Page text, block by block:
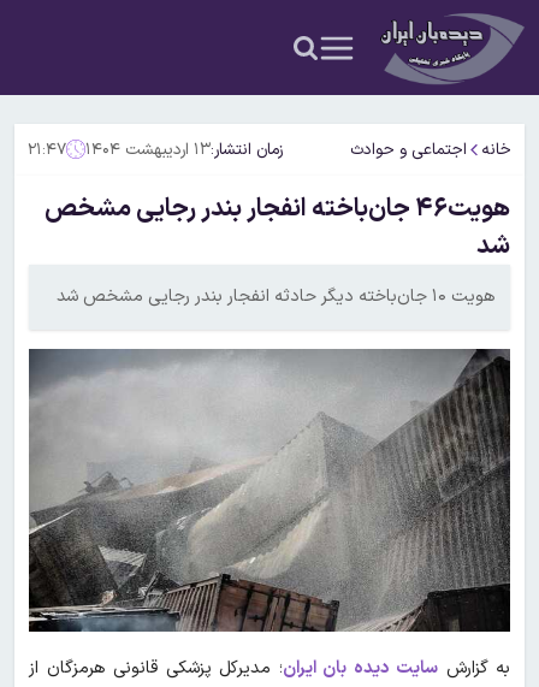
خانه اجتماعی و حوادث زمان انتشار:۱۳ اردیبهشت ۱۴۰۴ ۲۱:۴۷
هویت۴۶ جان‌باخته انفجار بندر رجایی مشخص
شد
هویت ۱۰ جان‌باخته دیگر حادثه انفجار بندر رجایی مشخص شد
به گزارش سایت دیده بان ایران؛ مدیرکل پزشکی قانونی هرمزگان از